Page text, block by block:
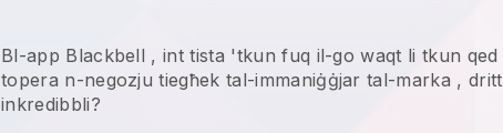
Bl-app Blackbell ,int tista 'tkun fuq il-go waqt li tkun qed
topera n-negozju tiegħek tal-immaniġġjar tal-marka , dritt
inkredibbli?